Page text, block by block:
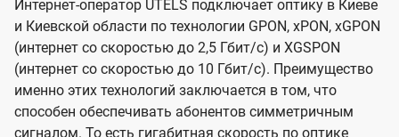
Интернет-оператор UTELS подключает оптику в Киеве
и Киевской области по технологии GPON, xPON, xGPON
(интернет со скоростью до 2,5 Гбит/с) и XGSPON
(интернет со скоростью до 10 Гбит/с). Преимущество
именно этих технологий заключается в том, что
способен обеспечивать абонентов симметричным
сигналом. То есть гигабитная скорость по оптике